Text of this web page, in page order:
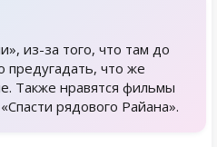
из-за того, что там до
предугадать, что же
Также нравятся фильмы
рядового Райана».